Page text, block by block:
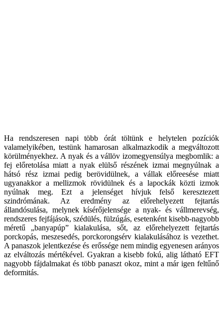
Ha rendszeresen napi több órát töltünk e helytelen pozíciók
valamelyikében, testünk hamarosan alkalmazkodik a megváltozott
körülményekhez. A nyak és a vállöv izomegyensúlya megbomlik: a
fej előretolása miatt a nyak elülső részének izmai megnyúlnak a
hátsó rész izmai pedig berövidülnek, a vállak előreesése miatt
ugyanakkor a mellizmok rövidülnek és a lapockák közti izmok
nyúlnak meg. Ezt a jelenséget hívjuk felső keresztezett
szindrómának. Az eredmény az előrehelyezett fejtartás
állandósulása, melynek kísérőjelensége a nyak- és vállmerevség,
rendszeres fejfájások, szédülés, fülzúgás, esetenként kisebb-nagyobb
méretű „banyapúp” kialakulása, sőt, az előrehelyezett fejtartás
porckopás, meszesedés, porckorongsérv kialakulásához is vezethet.
A panaszok jelentkezése és erőssége nem mindig egyenesen arányos
az elváltozás mértékével. Gyakran a kisebb fokú, alig látható EFT
nagyobb fájdalmakat és több panaszt okoz, mint a már igen feltűnő
deformitás.